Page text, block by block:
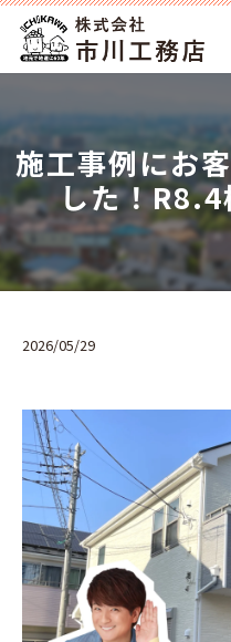
施工事例にお
した！
2026/05/29